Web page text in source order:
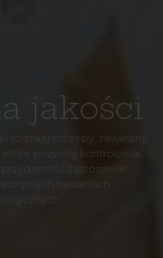
jakości
rodzaju szczepy, zawiesiny
pozwolą kontrolować
przydatność zastosowań
badaniach